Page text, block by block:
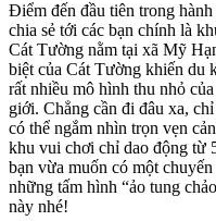
Điểm đến đầu tiên trong
chia sẻ tới các bạn chính là
Cát Tường nằm tại xã Mỹ
biệt của Cát Tường khiến du
rất nhiều mô hình thu nhỏ
giới. Chẳng cần đi đâu xa,
có thể ngắm nhìn trọn vẹn
khu vui chơi chỉ dao động từ
bạn vừa muốn có một
những tấm hình “ảo tung
này nhé!